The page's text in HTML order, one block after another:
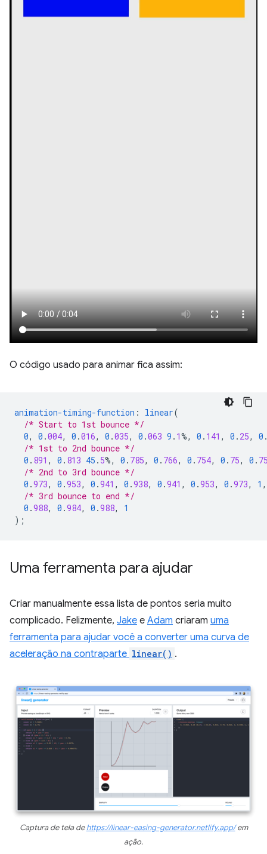
O código usado para animar fica assim:
animation-timing-function : linear(
/* Start to 1st bounce */
0, 0 .004, 0 .016, 0 .035, 0 .063 9 . 1%, 0 . 141 , 0 . 25, 0
/* 1st to 2nd bounce */
0 . 891 , 0 . 813 45 . 5%, 0 . 785, 0 . 766, 0 . 754, 0 . 75, 0 .
/* 2nd to 3rd bounce */
0 .973, 0 .953, 0 .941 , 0 .938, 0 .941 , 0 .953, 0 .973, 1 ,
/* 3rd bounce to end */
0 .988, 0 .984, 0 .988,
1
);
Uma ferramenta para ajudar
Criar manualmente essa lista de pontos seria muito
complicado. Felizmente, Jake e Adam criaram uma
ferramenta para ajudar você a converter uma curva de
aceleração na contraparte linear() .
Captura de tela dehttps://linear-easing-generator.netlify.app/em
ação.